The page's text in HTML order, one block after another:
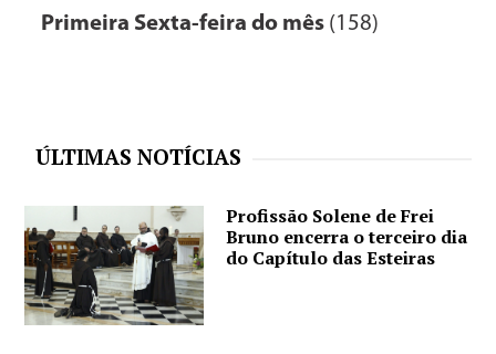
Primeira Sexta-feira do mês (158)
ÚLTIMAS NOTÍCIAS
Profissão Solene de Frei
Bruno encerra o terceiro dia
do Capítulo das Esteiras